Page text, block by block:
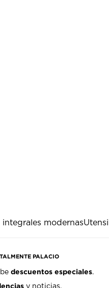
integrales modernas
PALACIO
descuentos especiales.